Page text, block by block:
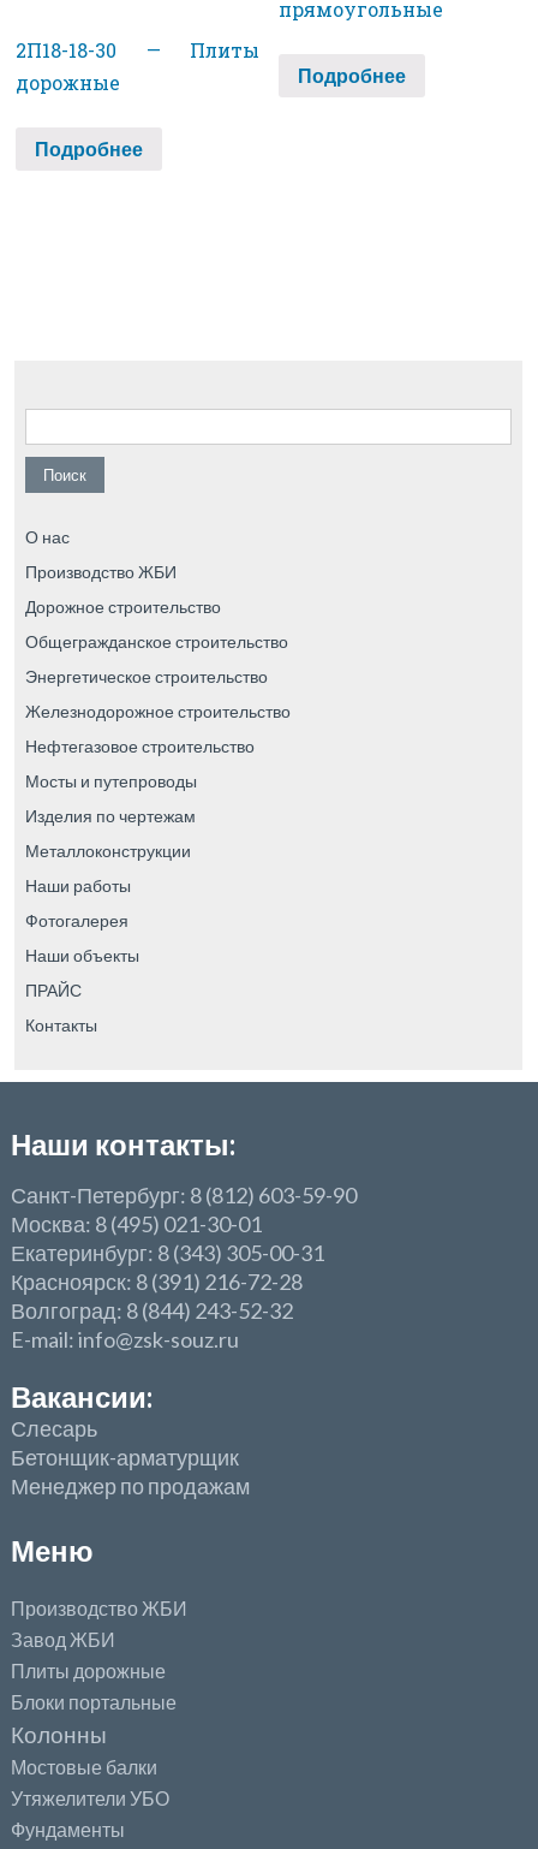
2П18-18-30 — Плиты
дорожные
Подробнее
прямоугольные
Подробнее
Найти:
О нас
Производство ЖБИ
Дорожное строительство
Общегражданское строительство
Энергетическое строительство
Железнодорожное строительство
Нефтегазовое строительство
Мосты и путепроводы
Изделия по чертежам
Металлоконструкции
Наши работы
Фотогалерея
Наши объекты
ПРАЙС
Контакты
Наши контакты:
Санкт-Петербург: 8 (812) 603-59-90
Москва: 8 (495) 021-30-01
Екатеринбург: 8 (343) 305-00-31
Красноярск: 8 (391) 216-72-28
Волгоград: 8 (844) 243-52-32
E-mail: info@zsk-souz.ru
Вакансии:
Слесарь
Бетонщик-арматурщик
Менеджер по продажам
Меню
Производство ЖБИ
Завод ЖБИ
Плиты дорожные
Блоки портальные
Колонны
Мостовые балки
Утяжелители УБО
Фундаменты